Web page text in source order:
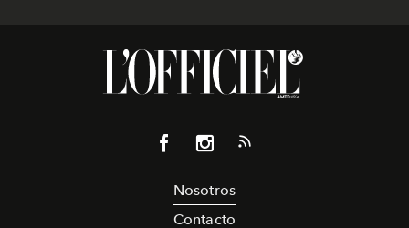
Nosotros
Contacto